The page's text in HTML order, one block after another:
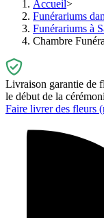
Accueil
Funérariums
Funérariums à
Chambre
Livraison garantie de
le début de la
Faire livrer des fleurs